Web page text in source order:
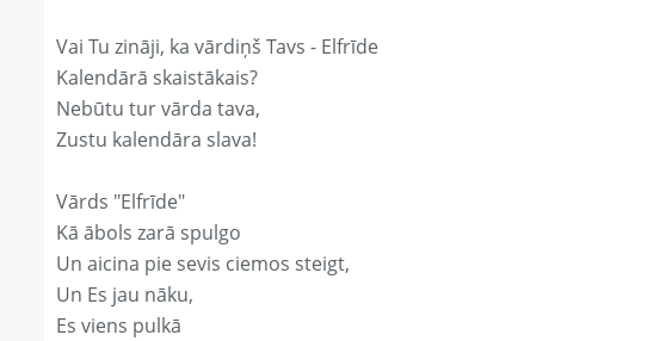
Vai Tu zināji, ka vārdiņš Tavs - Elfrīde
Kalendārā skaistākais?
Nebūtu tur vārda tava,
Zustu kalendāra slava!
Vārds "Elfrīde"
Kā ābols zarā spulgo
Un aicina pie sevis ciemos steigt,
Un Es jau nāku,
Es viens pulkā